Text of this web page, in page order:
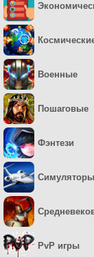
Военные
Пошаговые
Фэнтези
Симуляторы
PvP игры